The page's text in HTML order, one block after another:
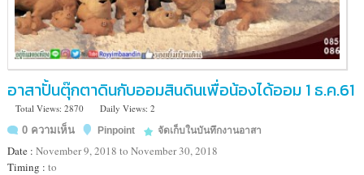
อาสาปั้นตุ๊กตาดินกับออมสินดินเพื่อน้องได้ออม 1 ธ.ค.61
Total Views: 2870
Daily Views: 2
0 ความเห็น
Pinpoint จัดเก็บในบันทึกงานอาสา
Date : November 9, 2018 to November 30, 2018
Timing : to